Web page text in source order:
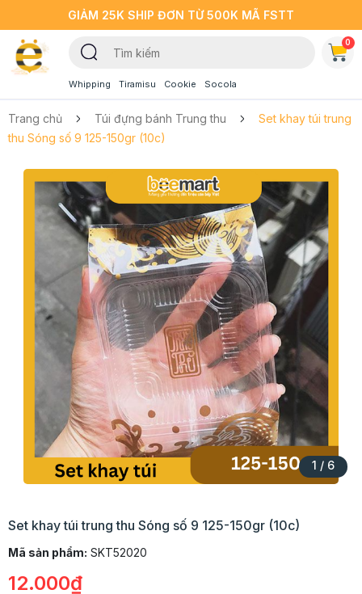
GIẢM 25K SHIP ĐƠN TỪ 500K MÃ FSTT
Whipping Tiramisu Cookie Socola
0
Trang chủ Túi đựng bánh Trung thu
Set khay túi trung
thu Sóng số 9 125-150gr (10c)
1 / 6
Set khay túi trung thu Sóng số 9 125-150gr (10c)
Mã sản phẩm: SKT52020
12.000₫